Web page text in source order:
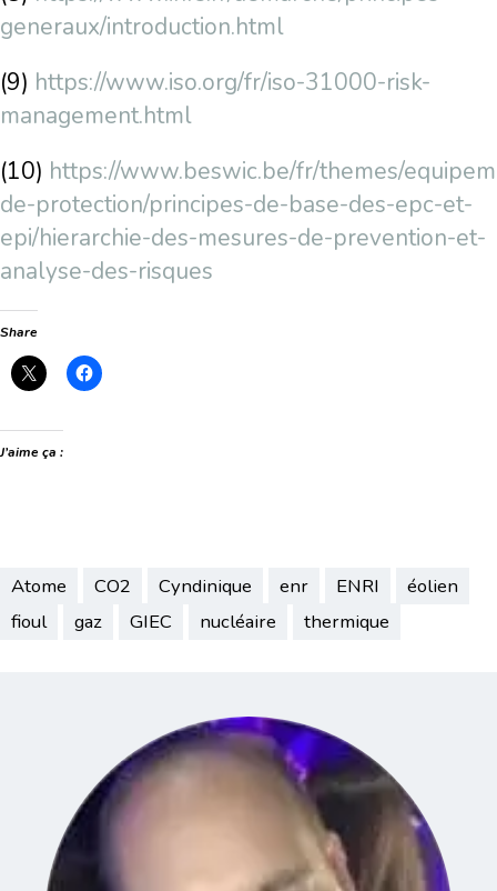
generaux/introduction.html
(9) https://www.iso.org/fr/iso-31000-risk-
management.html
(10) https://www.beswic.be/fr/themes/
de-protection/principes-de-base-des-epc-et-
epi/hierarchie-des-mesures-de-prevention-et-
analyse-des-risques
Share
J’aime ça :
Atome CO2 Cyndinique enr ENRI
éolien
fioul
gaz GIEC nucléaire thermique